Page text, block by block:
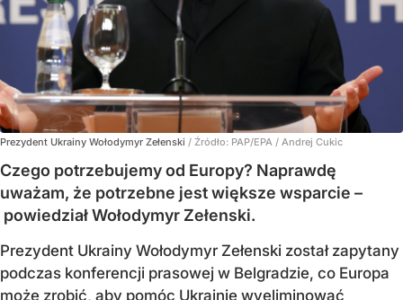
Prezydent Ukrainy Wołodymyr Zełenski / Źródło: PAP/EPA / Andrej Cukic
Czego potrzebujemy od Europy? Naprawdę
uważam, że potrzebne jest większe wsparcie –
powiedział Wołodymyr Zełenski.
Prezydent Ukrainy Wołodymyr Zełenski został zapytany
podczas konferencji prasowej w Belgradzie, co Europa
może zrobić, aby pomóc Ukrainie wyeliminować